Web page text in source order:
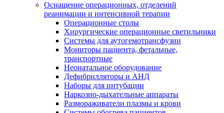
Оснащение операционных, отделений
реанимации и интенсивной терапии
Операционные столы
Хирургические операционные светильники
Системы для аутогемотрансфузии
Мониторы пациента, фетальные,
транспортные
Неонатальное оборудование
Дефибрилляторы и АНД
Наборы для интубации
Наркозно-дыхательные аппараты
Размораживатели плазмы и крови